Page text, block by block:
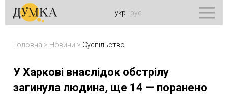
укр рус
Головна > Новини > Суспільство
У Харкові внаслідок обстрілу
загинула людина, ще 14 — поранено